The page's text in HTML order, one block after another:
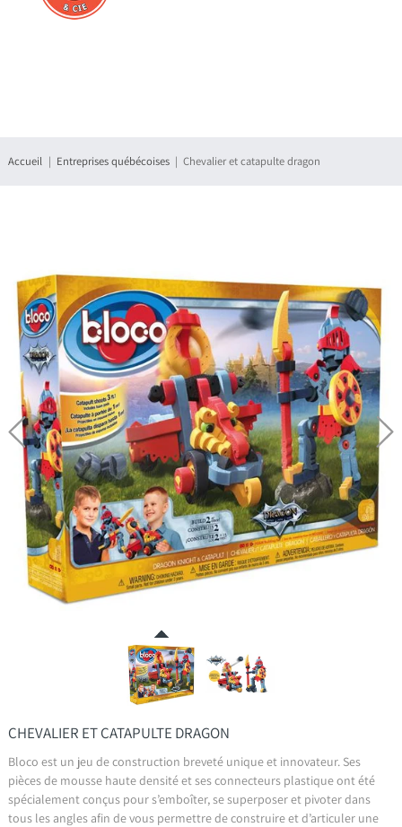
Accueil Entreprises québécoises Chevalier et catapulte dragon
CHEVALIER ET CATAPULTE DRAGON
Bloco est un jeu de construction breveté unique et innovateur. Ses
pièces de mousse haute densité et ses connecteurs plastique ont été
spécialement conçus pour s’emboîter, se superposer et pivoter dans
tous les angles afin de vous permettre de construire et d’articuler une